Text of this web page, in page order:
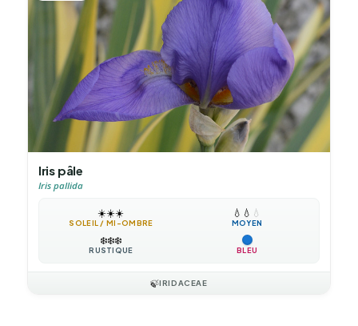
Iris pâle
Iris pallida
☀️☀️☀️
SOLEIL / MI-OMBRE
💧 💧 💧
MOYEN
❄️❄️❄️
RUSTIQUE BLEU
🍃IRIDACEAE